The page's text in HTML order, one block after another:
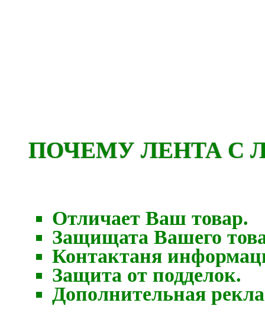
ПОЧЕМУ ЛЕНТА С
Отличает Ваш товар.
Защищата Вашего
Контактаня
Защита от подделок.
Дополнительная